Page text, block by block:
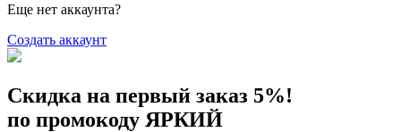
Еще нет аккаунта?
Создать аккаунт
Скидка на первый заказ 5%!
по промокоду ЯРКИЙ